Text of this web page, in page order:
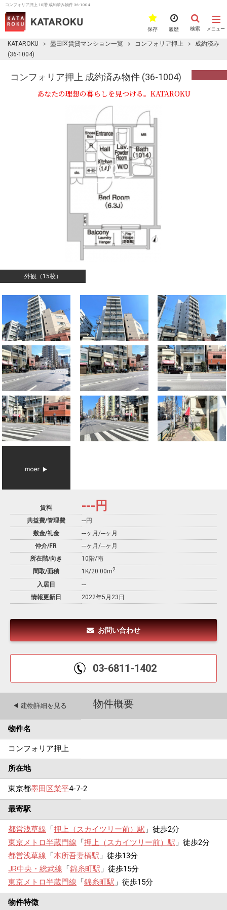
コンフォリア押上 10階 成約済み物件 36-1004
メニュー
検索
履歴
保存
KATAROKU 墨田区賃貸マンション一覧 コンフォリア押上
成約済み
(36-1004)
コンフォリア押上 成約済み物件 (36-1004)
あなたの理想の暮らしを見つける。KATAROKU
外観（15枚）
賃料 --- 円
共益費/管理費
---円
敷金/礼金
---ヶ月 /---ヶ月
仲介/FR
---ヶ月 /---ヶ月
所在階/向き
10階/南
間取/面積
1K/20.00m2
入居日
---
情報更新日
2022年5月23日
お問い合わせ
03-6811-1402
物件概要
◀︎ 建物詳細を見る
物件名
コンフォリア押上
所在地
東京都墨田区業平4-7-2
最寄駅
都営浅草線 「押上（スカイツリー前）駅 」徒歩2分
東京メトロ半蔵門線 「押上（スカイツリー前）駅 」徒歩2分
都営浅草線 「本所吾妻橋駅 」徒歩13分
JR中央・総武線 「錦糸町駅 」徒歩15分
東京メトロ半蔵門線 「錦糸町駅 」徒歩15分
物件特徴